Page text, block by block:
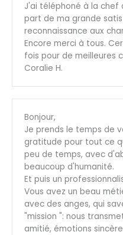
J'ai téléphoné à la chef
part de ma grande
reconnaissance aux
Encore merci à tous.
fois pour de meilleures
Coralie H.
Bonjour,
Je prends le temps de
gratitude pour tout ce
peu de temps, avec
beaucoup d'humanité.
Et puis un
Vous avez un beau
avec des anges, qui
"mission ": nous
amitié, émotions